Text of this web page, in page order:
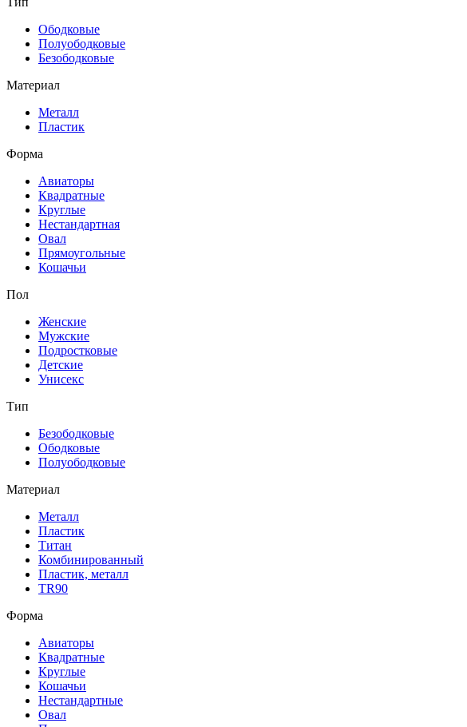
Ободковые
Полуободковые
Безободковые
Материал
Металл
Пластик
Форма
Авиаторы
Квадратные
Круглые
Нестандартная
Овал
Прямоугольные
Кошачьи
Пол
Женские
Мужские
Подростковые
Детские
Унисекс
Тип
Безободковые
Ободковые
Полуободковые
Материал
Металл
Пластик
Титан
Комбинированный
Пластик, металл
TR90
Форма
Авиаторы
Квадратные
Круглые
Кошачьи
Нестандартные
Овал